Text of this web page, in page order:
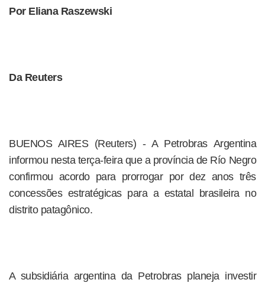
Por Eliana Raszewski
Da Reuters
BUENOS AIRES (Reuters) - A Petrobras Argentina
informou nesta terça-feira que a província de Río Negro
confirmou acordo para prorrogar por dez anos três
concessões estratégicas para a estatal brasileira no
distrito patagônico.
A subsidiária argentina da Petrobras planeja investir